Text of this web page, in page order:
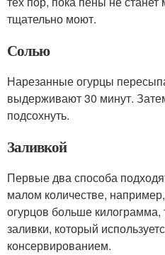
тщательно моют.
Солью
Нарезанные огурцы
выдерживают 30 минут.
подсохнуть.
Заливкой
Первые два способа
малом количестве,
огурцов больше
заливки, который
консервированием.